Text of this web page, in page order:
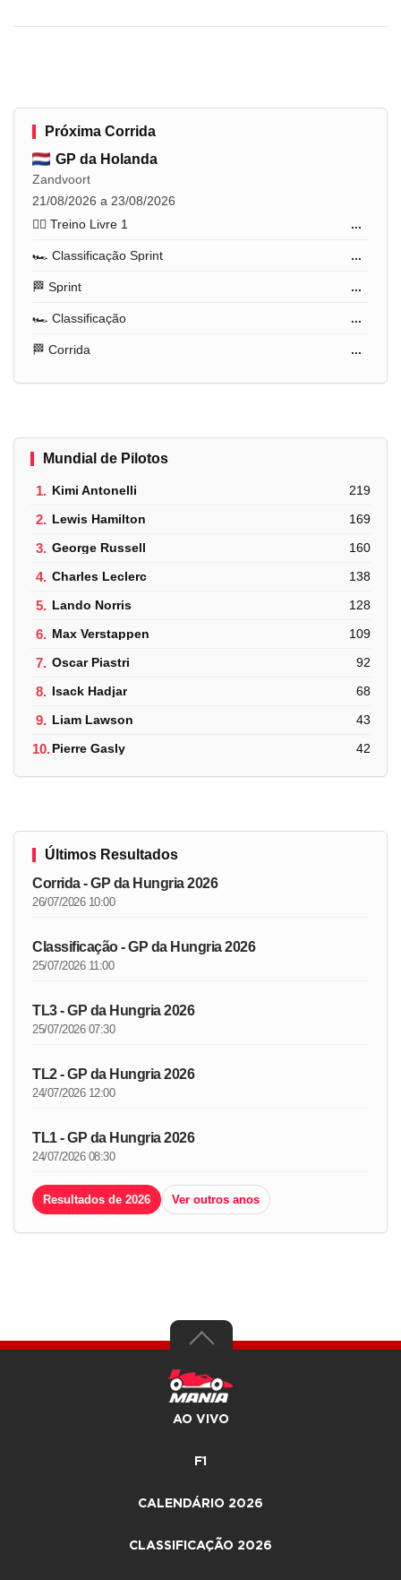
Próxima Corrida
GP da Holanda
Zandvoort
21/08/2026 a 23/08/2026
🏋️‍♂️ Treino Livre 1
...
🏎️ Classificação Sprint ...
🏁 Sprint ...
🏎️ Classificação ...
🏁 Corrida ...
Mundial de Pilotos
1. Kimi Antonelli 219
2. Lewis Hamilton 169
3. George Russell 160
4. Charles Leclerc 138
5. Lando Norris 128
6. Max Verstappen 109
7. Oscar Piastri 92
8. Isack Hadjar 68
9. Liam Lawson 43
10.Pierre Gasly 42
Últimos Resultados
Corrida - GP da Hungria 2026
26/07/2026 10:00
Classificação - GP da Hungria 2026
25/07/2026 11:00
TL3 - GP da Hungria 2026
25/07/2026 07:30
TL2 - GP da Hungria 2026
24/07/2026 12:00
TL1 - GP da Hungria 2026
24/07/2026 08:30
Resultados de 2026 Ver outros anos
AO VIVO
F1
CALENDÁRIO 2026
CLASSIFICAÇÃO 2026